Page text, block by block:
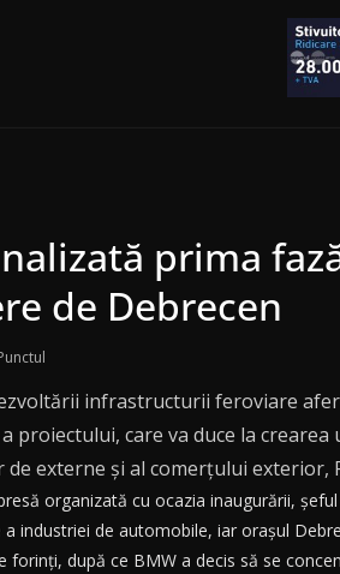
prima
de Debrecen
infrastructurii feroviare
proiectului, care va duce la
externe şi al comerţului exterior,
organizată cu ocazia inaugurării,
industriei de automobile, iar oraşul
forinţi, după ce BMW a decis să se